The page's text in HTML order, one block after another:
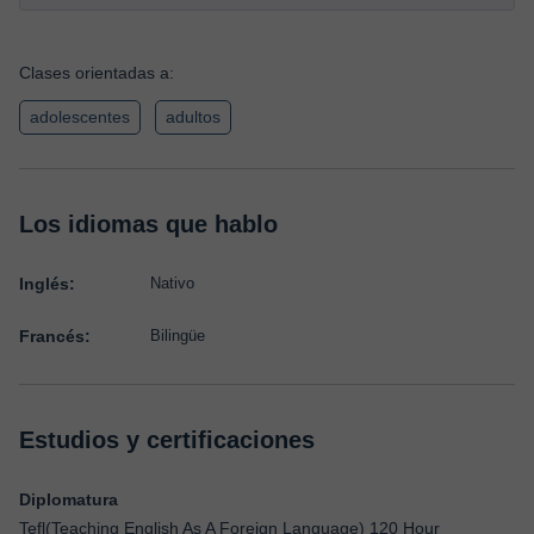
Clases orientadas a:
adolescentes adultos
Los idiomas que hablo
Inglés: Nativo
Francés: Bilingüe
Estudios y certificaciones
Diplomatura
Tefl(Teaching English As A Foreign Language) 120 Hour